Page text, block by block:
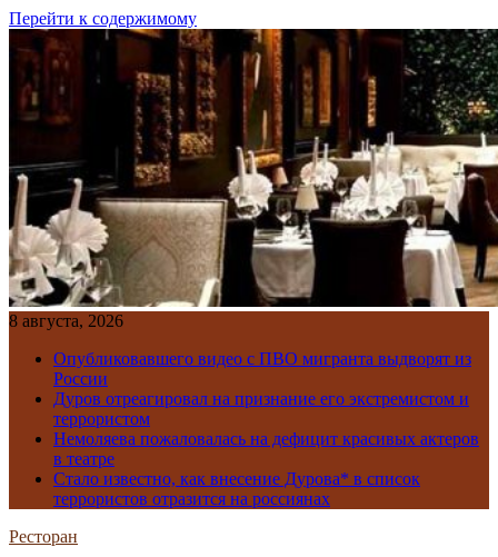
Перейти к содержимому
8 августа, 2026
Опубликовавшего видео с ПВО мигранта выдворят из
России
Дуров отреагировал на признание его экстремистом и
террористом
Немоляева пожаловалась на дефицит красивых актеров
в театре
Стало известно, как внесение Дурова* в список
террористов отразится на россиянах
Ресторан